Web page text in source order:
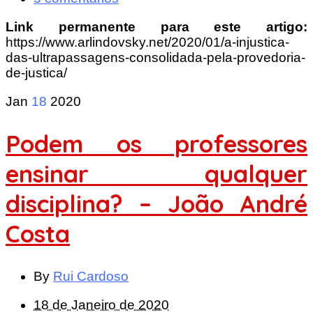
Link permanente para este artigo:
https://www.arlindovsky.net/2020/01/a-injustica-
das-ultrapassagens-consolidada-pela-provedoria-
de-justica/
Jan 18 2020
Podem os professores
ensinar qualquer
disciplina? – João André
Costa
By Rui Cardoso
18 de Janeiro de 2020